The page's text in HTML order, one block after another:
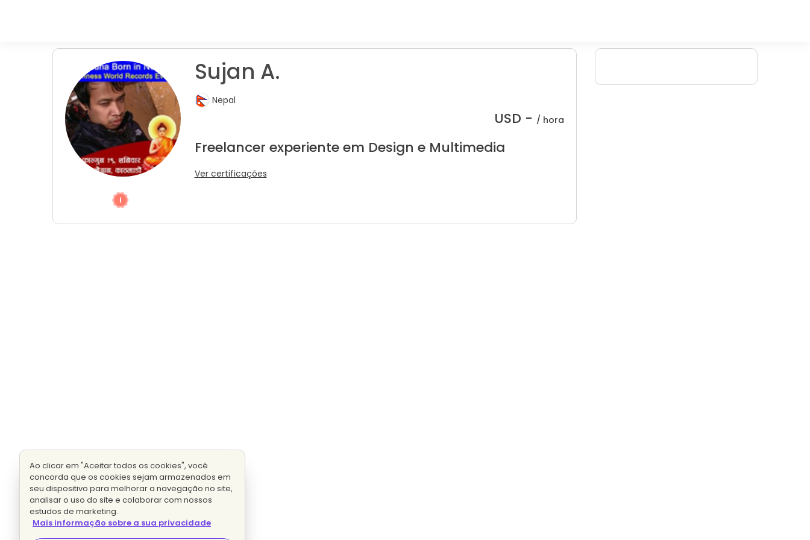
Sujan A.
Nepal
USD - / hora
Freelancer experiente em Design e Multimedia
Ver certificações
Ao clicar em "Aceitar todos os cookies", você
concorda que os cookies sejam armazenados em
seu dispositivo para melhorar a navegação no site,
analisar o uso do site e colaborar com nossos
estudos de marketing.
Mais informação sobre a sua privacidade